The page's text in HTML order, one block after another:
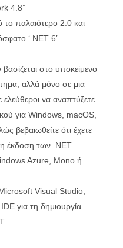
4.8”
το παλαιότερο 2.0 και
‘.NET 6’
στο υποκείμενο
αλλά μόνο σε μια
ελεύθεροι να αναπτύξετε
για Windows, macOS,
βεβαιωθείτε ότι έχετε
έκδοση των .NET
Azure, Mono ή
Visual Studio,
για τη δημιουργία